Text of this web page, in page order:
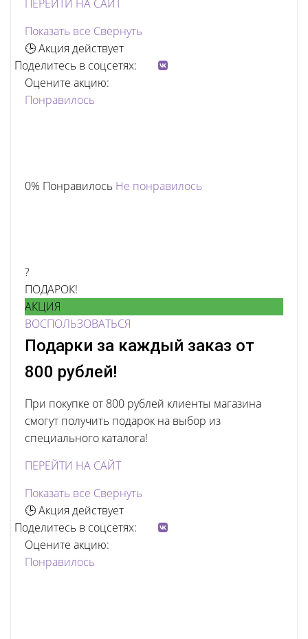
ПЕРЕЙТИ НА САЙТ
Показать все Свернуть
🕒 Акция действует
Поделитесь в соцсетях:
Оцените акцию:
Понравилось
0% Понравилось Не понравилось
?
ПОДАРОК!
АКЦИЯ
ВОСПОЛЬЗОВАТЬСЯ
Подарки за каждый заказ от
800 рублей!
При покупке от 800 рублей клиенты магазина
смогут получить подарок на выбор из
специального каталога!
ПЕРЕЙТИ НА САЙТ
Показать все Свернуть
🕒 Акция действует
Поделитесь в соцсетях:
Оцените акцию:
Понравилось